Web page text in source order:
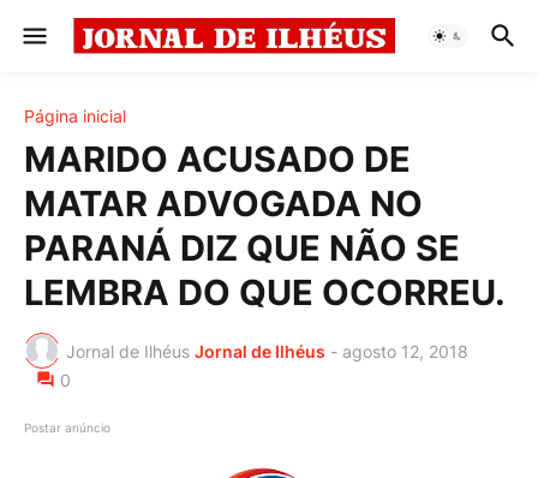
Página inicial
MARIDO ACUSADO DE
MATAR ADVOGADA NO
PARANÁ DIZ QUE NÃO SE
LEMBRA DO QUE OCORREU.
Jornal de Ilhéus Jornal de Ilhéus - agosto 12, 2018
0
Postar anúncio